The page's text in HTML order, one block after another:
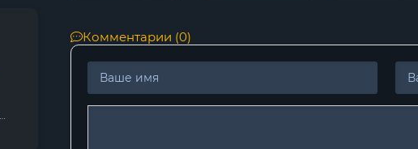
Комментарии (0)